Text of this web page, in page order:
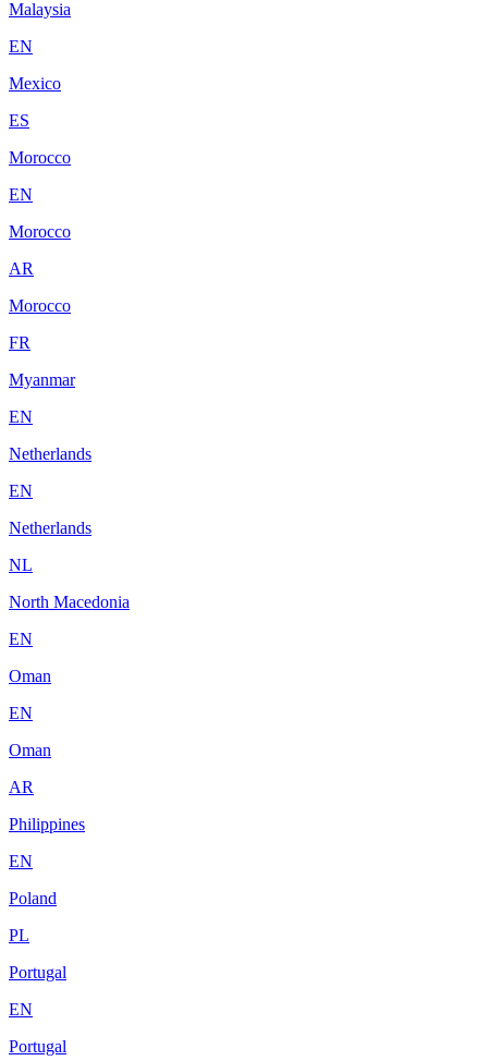
Malaysia
EN
Mexico
ES
Morocco
EN
Morocco
AR
Morocco
FR
Myanmar
EN
Netherlands
EN
Netherlands
NL
North Macedonia
EN
Oman
EN
Oman
AR
Philippines
EN
Poland
PL
Portugal
EN
Portugal